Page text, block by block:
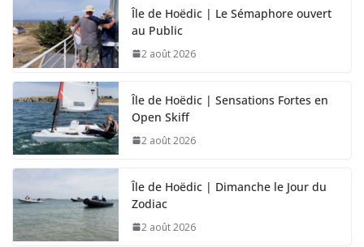
Île de Hoëdic | Le Sémaphore ouvert
au Public
2 août 2026
Île de Hoëdic | Sensations Fortes en
Open Skiff
2 août 2026
Île de Hoëdic | Dimanche le Jour du
Zodiac
2 août 2026